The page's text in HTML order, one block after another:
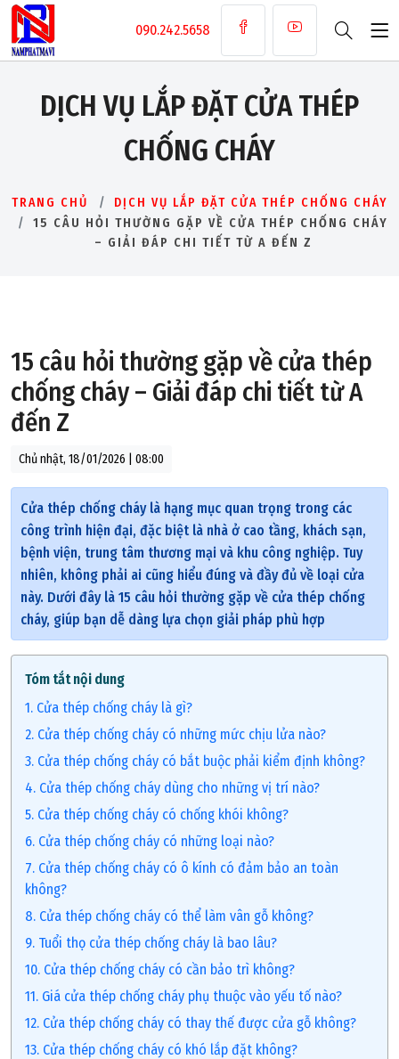
090.242.5658
DỊCH VỤ LẮP ĐẶT CỬA THÉP
CHỐNG CHÁY
TRANG CHỦ
DỊCH VỤ LẮP ĐẶT CỬA THÉP CHỐNG CHÁY
15 CÂU HỎI THƯỜNG GẶP VỀ CỬA THÉP CHỐNG CHÁY
– GIẢI ĐÁP CHI TIẾT TỪ A ĐẾN Z
15 câu hỏi thường gặp về cửa thép
chống cháy – Giải đáp chi tiết từ A
đến Z
Chủ nhật, 18/01/2026 | 08:00
Cửa thép chống cháy là hạng mục quan trọng trong các
công trình hiện đại, đặc biệt là nhà ở cao tầng, khách sạn,
bệnh viện, trung tâm thương mại và khu công nghiệp. Tuy
nhiên, không phải ai cũng hiểu đúng và đầy đủ về loại cửa
này. Dưới đây là 15 câu hỏi thường gặp về cửa thép chống
cháy, giúp bạn dễ dàng lựa chọn giải pháp phù hợp
Tóm tắt nội dung
1. Cửa thép chống cháy là gì?
2. Cửa thép chống cháy có những mức chịu lửa nào?
3. Cửa thép chống cháy có bắt buộc phải kiểm định không?
4. Cửa thép chống cháy dùng cho những vị trí nào?
5. Cửa thép chống cháy có chống khói không?
6. Cửa thép chống cháy có những loại nào?
7. Cửa thép chống cháy có ô kính có đảm bảo an toàn
không?
8. Cửa thép chống cháy có thể làm vân gỗ không?
9. Tuổi thọ cửa thép chống cháy là bao lâu?
10. Cửa thép chống cháy có cần bảo trì không?
11. Giá cửa thép chống cháy phụ thuộc vào yếu tố nào?
12. Cửa thép chống cháy có thay thế được cửa gỗ không?
13. Cửa thép chống cháy có khó lắp đặt không?